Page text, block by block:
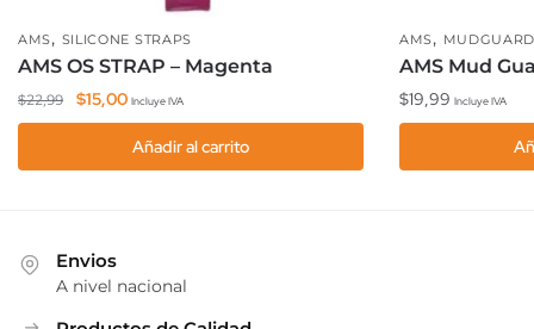
AMS, SILICONE STRAPS
AMS OS STRAP – Magenta
$22,99
El
precio
era:
$15,00El
precio
actual
es:
Incluye IVA
Añadir al carrito
AMS,
AMS Mud
$19,99 Incluye IVA
Envios
A nivel nacional